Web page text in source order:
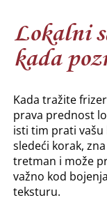
Lokalni
kada
Kada tražite
prava prednost
isti tim prati vašu
sledeći korak,
tretman i može
važno kod
teksturu.